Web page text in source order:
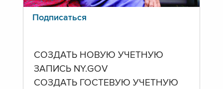
Подписаться
СОЗДАТЬ НОВУЮ УЧЕТНУЮ
ЗАПИСЬ NY.GOV
СОЗДАТЬ ГОСТЕВУЮ УЧЕТНУЮ